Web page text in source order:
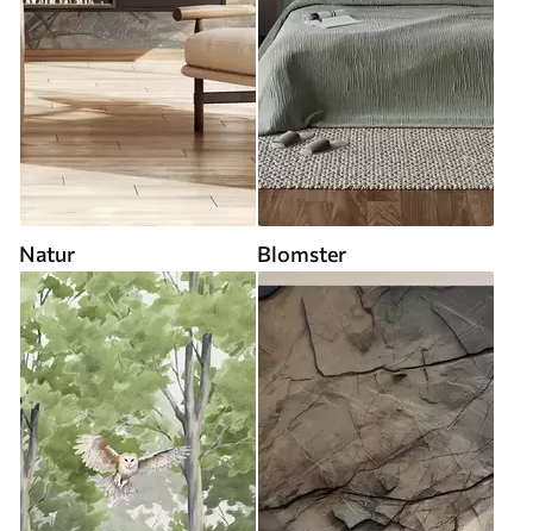
Natur Blomster